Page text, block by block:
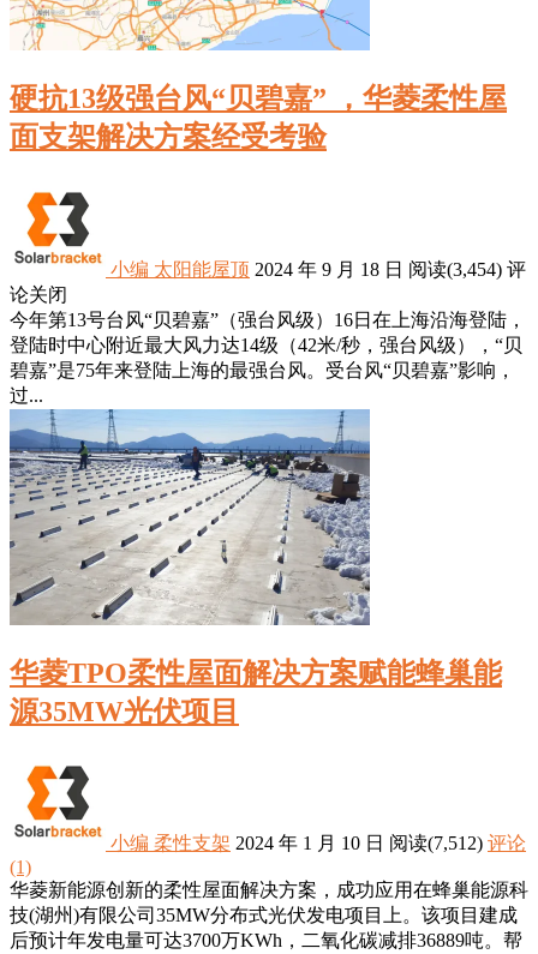
硬抗13级强台风“贝碧嘉” ，华菱柔性屋
面支架解决方案经受考验
小编 太阳能屋顶 2024 年 9 月 18 日 阅读(3,454) 评
论关闭
今年第13号台风“贝碧嘉”（强台风级）16日在上海沿海登陆，
登陆时中心附近最大风力达14级（42米/秒，强台风级），“贝
碧嘉”是75年来登陆上海的最强台风。受台风“贝碧嘉”影响，
过...
华菱TPO柔性屋面解决方案赋能蜂巢能
源35MW光伏项目
小编 柔性支架 2024 年 1 月 10 日 阅读(7,512) 评论
(1)
华菱新能源创新的柔性屋面解决方案，成功应用在蜂巢能源科
技(湖州)有限公司35MW分布式光伏发电项目上。该项目建成
后预计年发电量可达3700万KWh，二氧化碳减排36889吨。帮